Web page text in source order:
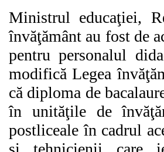
Ministrul educaţiei,
învăţământ au fost de
pentru personalul
modifică Legea
că diploma de
în unităţile de
postliceale în cadrul